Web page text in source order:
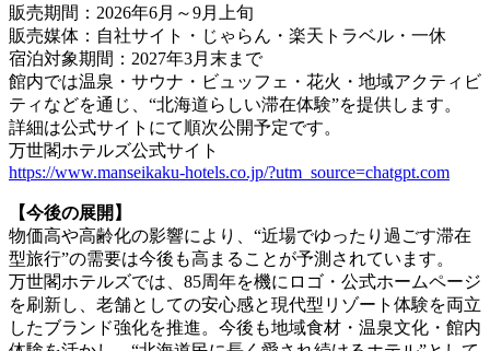
販売期間：2026年6月～9月上旬
販売媒体：自社サイト・じゃらん・楽天トラベル・一休
宿泊対象期間：2027年3月末まで
館内では温泉・サウナ・ビュッフェ・花火・地域アクティビ
ティなどを通じ、“北海道らしい滞在体験”を提供します。
詳細は公式サイトにて順次公開予定です。
万世閣ホテルズ公式サイト
https://www.manseikaku-hotels.co.jp/?utm_source=chatgpt.com
【今後の展開】
物価高や高齢化の影響により、“近場でゆったり過ごす滞在
型旅行”の需要は今後も高まることが予測されています。
万世閣ホテルズでは、85周年を機にロゴ・公式ホームページ
を刷新し、老舗としての安心感と現代型リゾート体験を両立
したブランド強化を推進。今後も地域食材・温泉文化・館内